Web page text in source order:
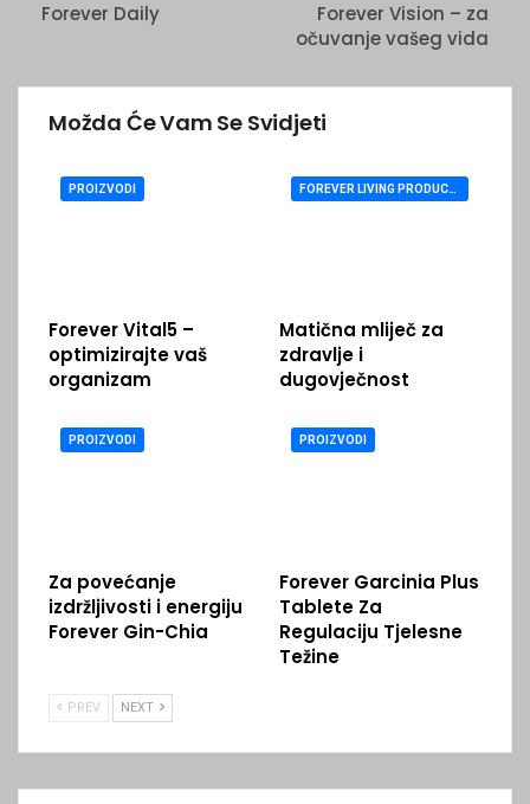
Forever Daily
Forever Vision – za
očuvanje vašeg vida
Možda Će Vam Se Svidjeti
PROIZVODI
Forever Vital5 –
optimizirajte vaš
organizam
FOREVER LIVING PRODUCTS
Matična mliječ za
zdravlje i
dugovječnost
PROIZVODI
Za povećanje
izdržljivosti i energiju
Forever Gin-Chia
PROIZVODI
Forever Garcinia Plus
Tablete Za
Regulaciju Tjelesne
Težine
PREV NEXT